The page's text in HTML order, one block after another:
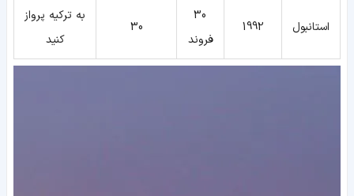
استانبول 1992
30
فروند
30
به ترکیه پرواز
کنید